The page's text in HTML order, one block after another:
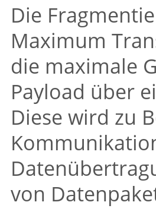
Die
Maximum
die maximale
Payload über
Diese wird zu
von